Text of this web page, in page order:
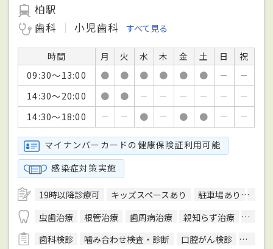
柏駅
歯科
小児歯科 すべて見る
時間 月 火 水 木 金 土 日
祝
09:30～13:00
● ● ● ● ● ● －
－
14:30～20:00
● ● － － － － －
－
14:30～18:00
－ － ● － ● ● － －
マイナンバーカードの健康保険証利用可能
感染症対策実施
19時以降診療可 キッズスペースあり 駐車場あり
虫歯治療
根管治療 歯周病治療 親知らず治療
顎関
歯科検診
噛み合わせ検査・診断 口腔がん検診 CT検査